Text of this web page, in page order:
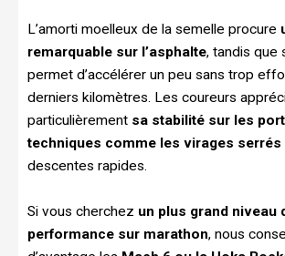
L’amorti moelleux de la semelle procure
remarquable sur l’asphalte, tandis que
permet d’accélérer un peu sans trop
derniers kilomètres. Les coureurs
particulièrement sa stabilité sur les
techniques comme les virages serrés
descentes rapides.
Si vous cherchez un plus grand niveau
performance sur marathon, nous